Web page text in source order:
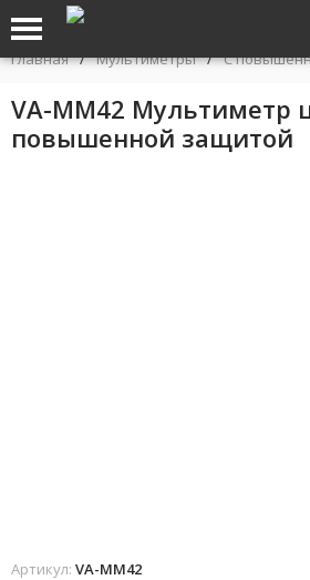
Главная / Мультиметры / С
VA-ММ42 Мультиметр
повышенной защитой
Артикул: VA-ММ42